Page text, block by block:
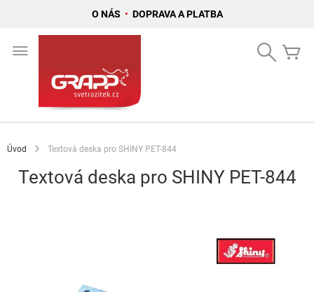
O NÁS • DOPRAVA A PLATBA
Search
Úvod Textová deska pro SHINY PET-844
Textová deska pro SHINY PET-844